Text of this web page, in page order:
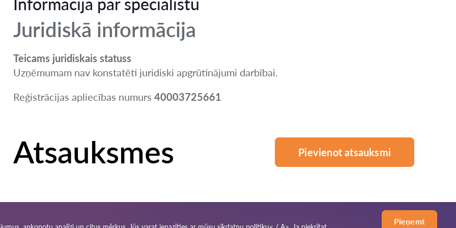
Juridiskā informācija
Teicams juridiskais statuss
Uzņēmumam nav konstatēti juridiski apgrūtinājumi darbībai.
Reģistrācijas apliecības numurs 40003725661
Atsauksmes Pievienot atsauksmi
Pieņemt